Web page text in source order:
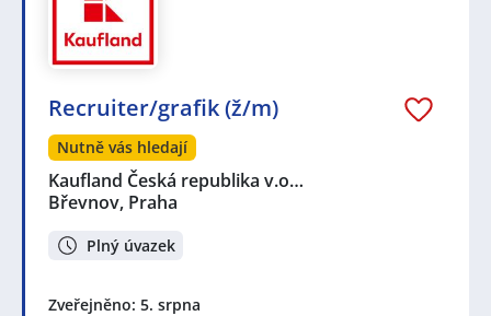
Recruiter/grafik (ž/m)
Nutně vás hledají
Kaufland Česká republika v.o…
Břevnov, Praha
Plný úvazek
Zveřejněno: 5. srpna